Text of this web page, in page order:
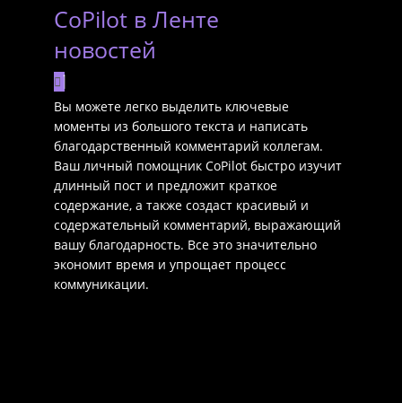
CoPilot в Ленте
новостей
Вы можете легко выделить ключевые
моменты из большого текста и написать
благодарственный комментарий коллегам.
Ваш личный помощник CoPilot быстро изучит
длинный пост и предложит краткое
содержание, а также создаст красивый и
содержательный комментарий, выражающий
вашу благодарность. Все это значительно
экономит время и упрощает процесс
коммуникации.